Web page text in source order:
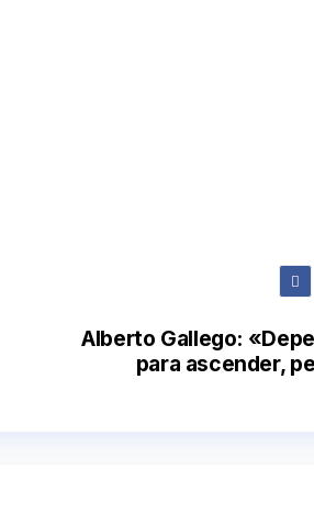
Alberto Gallego:
para ascender,